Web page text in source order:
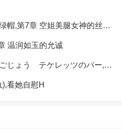
性感的美腿女神之乱伦绿帽,第7章 空姐美腿女神的丝袜足交
温润如玉的允诚
アジャラカモクレン ごじょう テケレッツのパー,【No. 42 Rube Goldberg Machine】十四
看她自慰H